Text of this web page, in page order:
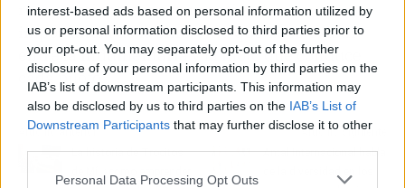
interest-based ads based on personal information utilized by
us or personal information disclosed to third parties prior to
your opt-out. You may separately opt-out of the further
disclosure of your personal information by third parties on the
IAB’s list of downstream participants. This information may
also be disclosed by us to third parties on the IAB’s List of
Downstream Participants that may further disclose it to other
Personal Data Processing Opt Outs
requerimientos, porque entienden la
importancia de la sincronía que debe existir
entre la indumentaria y la moto que conduce
cada piloto.
Artículo anterior
La historia de Trocitos
Artículo siguiente
Antal Internacional habla